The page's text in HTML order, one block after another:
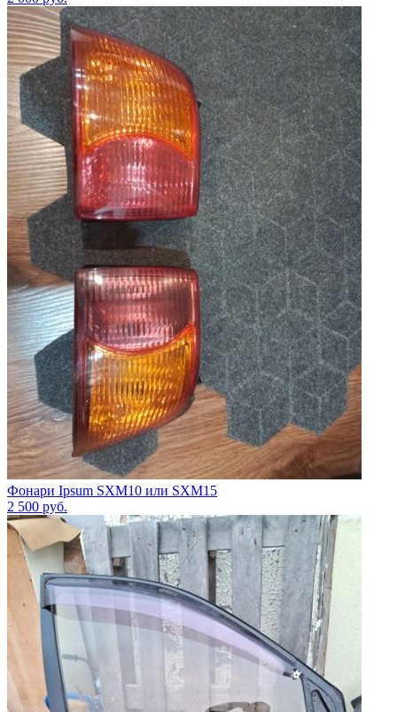
Фонари Ipsum SXM10 или SXM15
2 500 руб.